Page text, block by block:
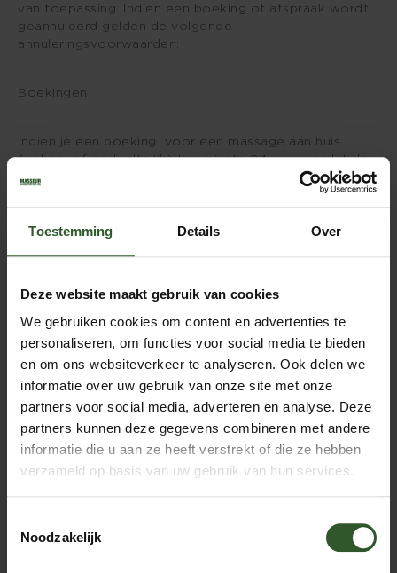
Toestemming Details Over
Deze website maakt gebruik van cookies
We gebruiken cookies om content en advertenties te
personaliseren, om functies voor social media te bieden
en om ons websiteverkeer te analyseren. Ook delen we
informatie over uw gebruik van onze site met onze
partners voor social media, adverteren en analyse. Deze
partners kunnen deze gegevens combineren met andere
informatie die u aan ze heeft verstrekt of die ze hebben
verzameld op basis van uw gebruik van hun services.
Noodzakelijk
van toepassing. Indien een boeking of afspraak wordt
geannuleerd gelden de volgende
annuleringsvoorwaarden:
Boekingen
Indien je een boeking voor een massage aan huis
(geheel of gedeeltelijk) ten minste 24 uur voordat de
afspraak plaatsvindt annuleert, heb je recht op een
overeenstemming met de oorspronkelijke
betaalmethode. Stoelmassages kunnen tot uiterlijk 5
via uw Masseur aan de deur account op de website.
Een boeking gemaakt binnen 24 uur voor de
behandeling kan niet meer worden gewijzigd en is
definitief.
Houd er rekening mee dat er geen terugbetaling wordt
gedaan wanneer getracht wordt te annuleren binnen
24 uur voor een geboekte afspraak.
Het wettelijk herroepingsrecht voor overeenkomsten
op afstand is niet van toepassing op de annulering van
verrichten van diensten die strekt tot de ter
bepaalde periode voor nakoming is voorzien.